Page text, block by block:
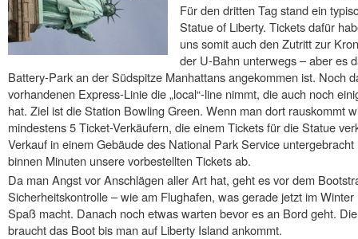
Für den dritten Tag stand ein
Statue of Liberty. Tickets dafür
uns somit auch den Zutritt zur
der U-Bahn unterwegs – aber es
Battery-Park an der Südspitze Manhattans angekommen ist. Noch
vorhandenen Express-Linie die „local“-line nimmt, die auch noch
hat. Ziel ist die Station Bowling Green. Wenn man dort rauskommt
mindestens 5 Ticket-Verkäufern, die einem Tickets für die Statue
Verkauf in einem Gebäude des National Park Service
binnen Minuten unsere vorbestellten Tickets ab.
Da man Angst vor Anschlägen aller Art hat, geht es vor dem
Sicherheitskontrolle – wie am Flughafen, was gerade jetzt im
Spaß macht. Danach noch etwas warten bevor es an Bord geht.
braucht das Boot bis man auf Liberty Island ankommt.